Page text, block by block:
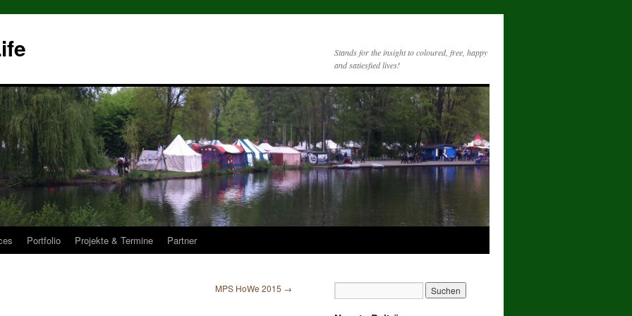
Stands for the insight to coloured, free, happy
and satiesfied lives!
Portfolio Projekte & Termine Partner
MPS HoWe 2015 →